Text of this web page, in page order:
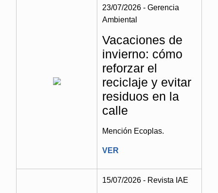
23/07/2026 - Gerencia
Ambiental
Vacaciones de
invierno: cómo
reforzar el
reciclaje y evitar
residuos en la
calle
Mención Ecoplas.
VER
15/07/2026 - Revista IAE